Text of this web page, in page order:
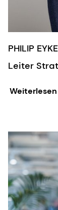
PHILIP
Leiter
Weiterlesen